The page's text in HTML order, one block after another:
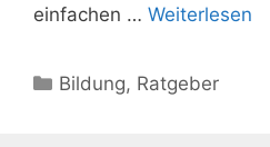
einfachen … Weiterlesen
Kategorien
Bildung, Ratgeber